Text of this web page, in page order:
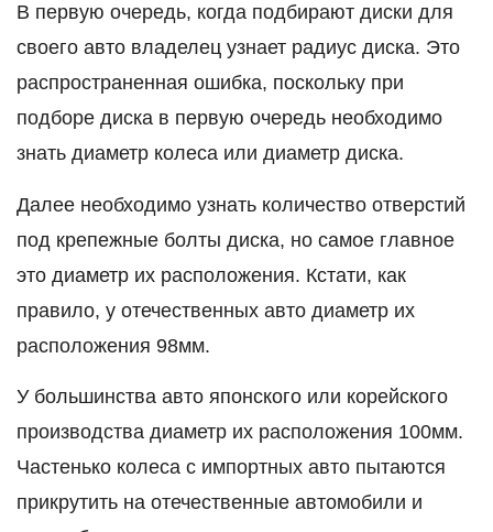
В первую очередь, когда подбирают диски для
своего авто владелец узнает радиус диска. Это
распространенная ошибка, поскольку при
подборе диска в первую очередь необходимо
знать диаметр колеса или диаметр диска.
Далее необходимо узнать количество отверстий
под крепежные болты диска, но самое главное
это диаметр их расположения. Кстати, как
правило, у отечественных авто диаметр их
расположения 98мм.
У большинства авто японского или корейского
производства диаметр их расположения 100мм.
Частенько колеса с импортных авто пытаются
прикрутить на отечественные автомобили и